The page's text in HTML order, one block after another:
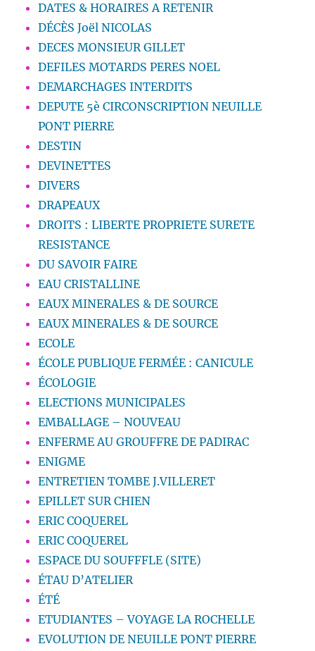
DATES & HORAIRES A RETENIR
DÉCÈS Joël NICOLAS
DECES MONSIEUR GILLET
DEFILES MOTARDS PERES NOEL
DEMARCHAGES INTERDITS
DEPUTE 5è CIRCONSCRIPTION NEUILLE
PONT PIERRE
DESTIN
DEVINETTES
DIVERS
DRAPEAUX
DROITS : LIBERTE PROPRIETE SURETE
RESISTANCE
DU SAVOIR FAIRE
EAU CRISTALLINE
EAUX MINERALES & DE SOURCE
EAUX MINERALES & DE SOURCE
ECOLE
ÉCOLE PUBLIQUE FERMÉE : CANICULE
ÉCOLOGIE
ELECTIONS MUNICIPALES
EMBALLAGE – NOUVEAU
ENFERME AU GROUFFRE DE PADIRAC
ENIGME
ENTRETIEN TOMBE J.VILLERET
EPILLET SUR CHIEN
ERIC COQUEREL
ERIC COQUEREL
ESPACE DU SOUFFFLE (SITE)
ÉTAU D’ATELIER
ÉTÉ
ETUDIANTES – VOYAGE LA ROCHELLE
EVOLUTION DE NEUILLE PONT PIERRE